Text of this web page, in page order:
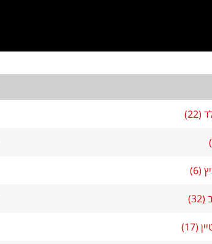
(6)
(17)